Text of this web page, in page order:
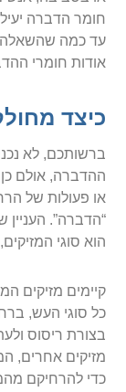
חומר הדברה
עד כמה שהשאלה
אודות חומרי
כיצד
ברשותכם, לא
ההדברה, אולם
או פעולות של
“הדברה”.
הוא סוגי
קיימים מזיקים
כל סוגי העש,
בצורת ריסוס
מזיקים אחרים,
כדי להרחיקם